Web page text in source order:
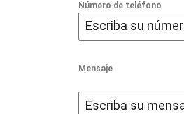
Número de teléfono
Mensaje